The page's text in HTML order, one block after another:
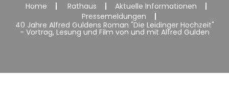
Home Rathaus
Aktuelle Informationen
Pressemeldungen
40 Jahre Alfred Guldens Roman "Die Leidinger Hochzeit"
- Vortrag, Lesung und Film von und mit Alfred Gulden